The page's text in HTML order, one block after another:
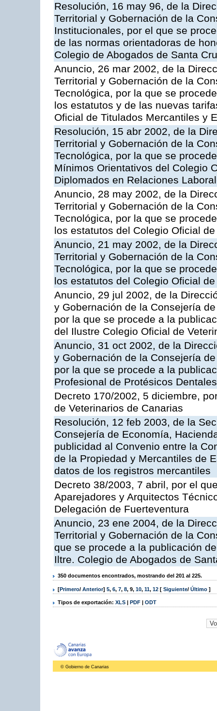
Resolución, 16 may 96, de la
Territorial y Gobernación de la
Institucionales, por el que se
de las normas orientadoras de
Colegio de Abogados de Santa
Anuncio, 26 mar 2002, de la
Territorial y Gobernación de la
Tecnológica, por la que se
los estatutos y de las nuevas
Oficial de Titulados Mercantiles y
Resolución, 15 abr 2002, de la
Territorial y Gobernación de la
Tecnológica, por la que se
Mínimos Orientativos del Colegio
Diplomados en Relaciones
Anuncio, 28 may 2002, de la
Territorial y Gobernación de la
Tecnológica, por la que se
los estatutos del Colegio Oficial
Anuncio, 21 may 2002, de la
Territorial y Gobernación de la
Tecnológica, por la que se
los estatutos del Colegio Oficial
Anuncio, 29 jul 2002, de la
y Gobernación de la Consejería
por la que se procede a la
del Ilustre Colegio Oficial de
Anuncio, 31 oct 2002, de la
y Gobernación de la Consejería
por la que se procede a la
Profesional de Protésicos
Decreto 170/2002, 5 diciembre,
de Veterinarios de Canarias
Resolución, 12 feb 2003, de la
Consejería de Economía,
publicidad al Convenio entre la
de la Propiedad y Mercantiles de
datos de los registros mercantiles
Decreto 38/2003, 7 abril, por el
Aparejadores y Arquitectos
Delegación de Fuerteventura
Anuncio, 23 ene 2004, de la
Territorial y Gobernación de la
que se procede a la publicación
Iltre. Colegio de Abogados de
350 documentos encontrados, mostrando del 201 al 225.
[Primero/ Anterior] 5, 6, 7, 8, 9, 10, 11, 12 [ Siguiente/ Último ]
Tipos de exportación: XLS | PDF | ODT
© Gobierno de Canarias